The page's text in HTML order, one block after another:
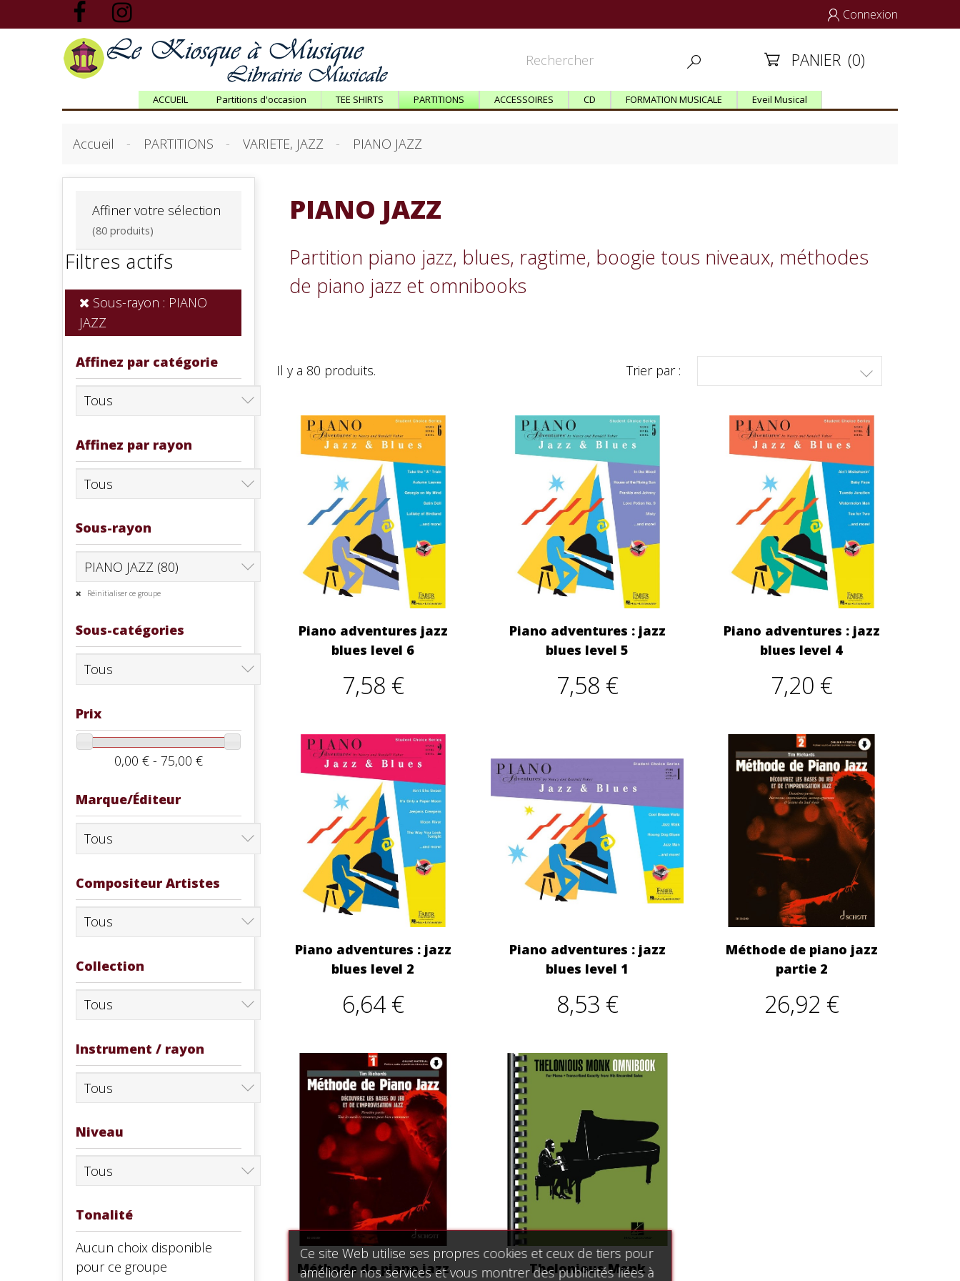
 Connexion
  PANIER (0)
ACCUEIL Partitions d'occasion TEE SHIRTS PARTITIONS ACCESSOIRES CD FORMATION MUSICALE Eveil Musical
Accueil PARTITIONS VARIETE, JAZZ PIANO JAZZ
Affiner votre sélection
(80 produits)
Filtres actifs
Sous-rayon : PIANO
JAZZ
Affinez par catégorie
Affinez par rayon
Sous-rayon
Réinitialiser ce groupe
Sous-catégories
Prix
0,00 € - 75,00 €
Marque/Éditeur
Compositeur Artistes
Collection
Instrument / rayon
Niveau
Tonalité
Aucun choix disponible
pour ce groupe
PIANO JAZZ
Partition piano jazz, blues, ragtime, boogie tous niveaux, méthodes
de piano jazz et omnibooks
Il y a 80 produits. Trier par : 
Piano adventures jazz
blues level 6
7,58 €
Piano adventures : jazz
blues level 5
7,58 €
Piano adventures : jazz
blues level 4
7,20 €
Piano adventures : jazz
blues level 2
6,64 €
Piano adventures : jazz
blues level 1
8,53 €
Méthode de piano jazz
partie 2
26,92 €
Méthode de piano jazz
Thelonious Monk
Ce site Web utilise ses propres cookies et ceux de tiers pour
améliorer nos services et vous montrer des publicités liées à